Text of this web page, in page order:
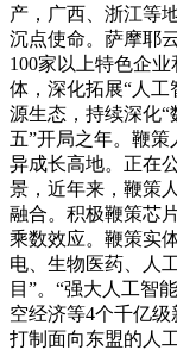
产，广西、浙江等
沉点使命。萨摩耶
100家以上特色企
体，深化拓展“人
源生态，持续深化“
五”开局之年。鞭
异成长高地。正在
景，近年来，鞭策
融合。积极鞭策芯
乘数效应。鞭策实
电、生物医药、人
目”。“强大人工智
空经济等4个千亿级
打制面向东盟的人